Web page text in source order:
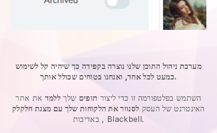
מערכת ניהול התוכן שלנו נוצרה בקפידה כך שיהיה קל לשימוש
כמעט לכל אחד, ואנחנו בטוחים שכולל אותך.
השתמש בפלטפורמה זו כדי ליצור תופים שלך ללמד את אתר
האינטרנט של העסק לסנוור את הלקוחות שלך עם מצגת חלקלק
, באדיבות Blackbell.